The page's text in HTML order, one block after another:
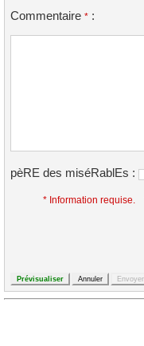
Commentaire * :
pèRE des miséRablEs :
* Information requise.